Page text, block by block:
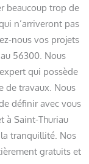
beaucoup trop de
n’arriveront pas
nous vos projets
56300. Nous
qui possède
de travaux. Nous
définir avec vous
à Saint-Thuriau
la tranquillité. Nos
gratuits et